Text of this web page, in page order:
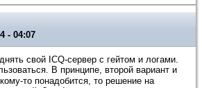
- 04:07
свой ICQ-сервер с гейтом и логами.
В принципе, второй вариант и
то понадобится, то решение на